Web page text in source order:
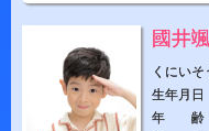
國井
くにいそ
生年月日
年 齢